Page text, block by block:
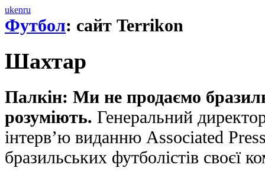
ukenru
Футбол: сайт Terrikon
Шахтар
Палкін: Ми не продаємо
розуміють. Генеральний
інтерв’ю виданню Associated
бразильських футболістів своєї